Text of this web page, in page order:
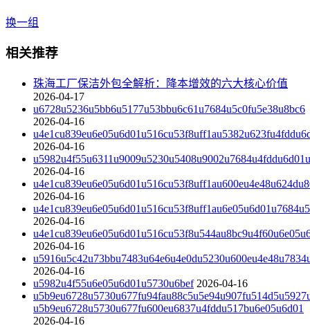
换一组
相关推荐
珠海工厂保洁外包全解析：降本增效的六大核心价值
2026-04-17
u6728u5236u5bb6u5177u53bbu6c61u7684u5c0fu5e38u8bc6
2026-04-16
2026-04-16
2026-04-16
2026-04-16
2026-04-16
2026-04-16
2026-04-16
u5982u4f55u6e05u6d01u5730u6bef 2026-04-16
u5b9eu6728u5730u677fu600eu6837u4fddu517bu6e05u6d01
2026-04-16